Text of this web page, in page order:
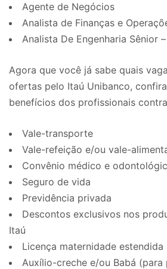
Agente de Negócios
Analista de Finanças e
Analista De Engenharia Sênior
Agora que você já sabe quais
ofertas pelo Itaú Unibanco,
benefícios dos profissionais
Vale-transporte
Vale-refeição e/ou vale-
Convênio médico e
Seguro de vida
Previdência privada
Descontos exclusivos nos
Itaú
Licença maternidade estendida
Auxílio-creche e/ou Babá (para